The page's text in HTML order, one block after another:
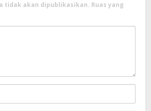
tidak akan dipublikasikan. Ruas yang